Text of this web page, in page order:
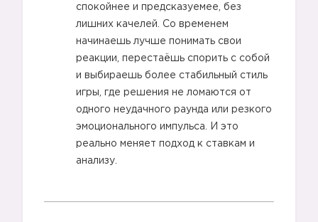
👶
спокойнее и предсказуемее, без
лишних качелей. Со временем
начинаешь лучше понимать свои
реакции, перестаёшь спорить с собой
и выбираешь более стабильный стиль
игры, где решения не ломаются от
одного неудачного раунда или резкого
эмоционального импульса. И это
реально меняет подход к ставкам и
анализу.